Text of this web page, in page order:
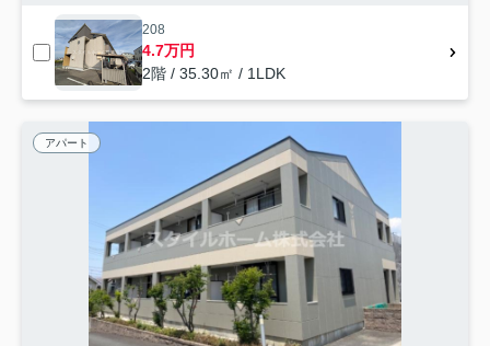
208
4.7万円
2階 / 35.30㎡ / 1LDK
アパート